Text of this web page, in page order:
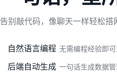
告别敲代码，像聊天一样轻松搭
自然语言编程 无需编程经验即
后端自动生成 一句话生成数据